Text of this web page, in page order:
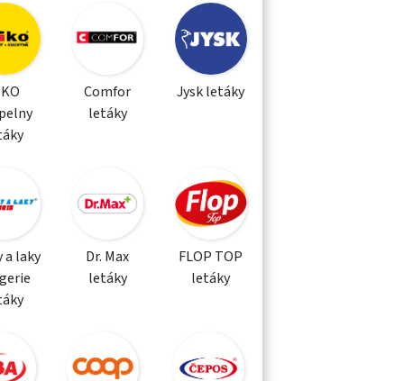
Comfor
letáky
Jysk letáky
a laky
Dr. Max
letáky
FLOP TOP
letáky